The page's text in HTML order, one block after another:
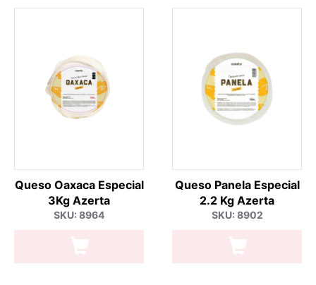
Queso Oaxaca Especial
3Kg Azerta
SKU: 8964
Queso Panela Especial
2.2 Kg Azerta
SKU: 8902